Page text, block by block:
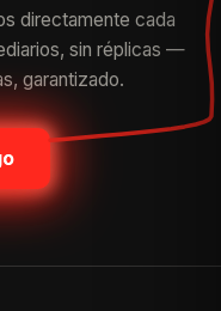
directamente cada
sin réplicas —
garantizado.